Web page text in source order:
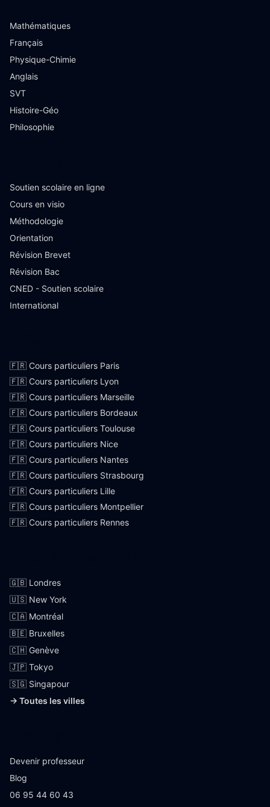
Mathématiques
Français
Physique-Chimie
Anglais
SVT
Histoire-Géo
Philosophie
Soutien scolaire en ligne
Cours en visio
Méthodologie
Orientation
Révision Brevet
Révision Bac
CNED - Soutien scolaire
International
🇫🇷 Cours particuliers Paris
🇫🇷 Cours particuliers Lyon
🇫🇷 Cours particuliers Marseille
🇫🇷 Cours particuliers Bordeaux
🇫🇷 Cours particuliers Toulouse
🇫🇷 Cours particuliers Nice
🇫🇷 Cours particuliers Nantes
🇫🇷 Cours particuliers Strasbourg
🇫🇷 Cours particuliers Lille
🇫🇷 Cours particuliers Montpellier
🇫🇷 Cours particuliers Rennes
🇬🇧 Londres
🇺🇸 New York
🇨🇦 Montréal
🇧🇪 Bruxelles
🇨🇭 Genève
🇯🇵 Tokyo
🇸🇬 Singapour
→ Toutes les villes
Devenir professeur
Blog
06 95 44 60 43